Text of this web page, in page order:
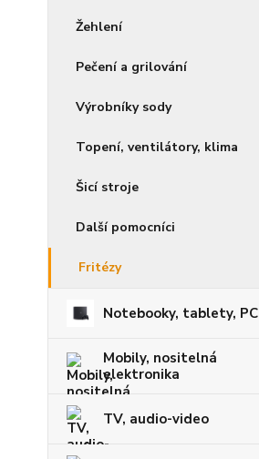
Žehlení
Pečení a grilování
Výrobníky sody
Topení, ventilátory, klima
Šicí stroje
Další pomocníci
Fritézy
Notebooky, tablety, PC
Mobily, nositelná
elektronika
TV, audio-video